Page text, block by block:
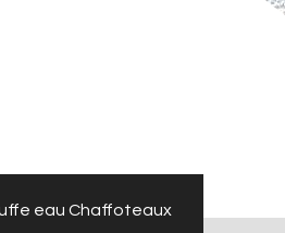
eau Chaffoteaux